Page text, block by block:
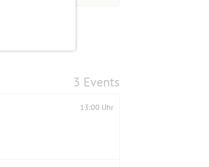
3 Events
13:00 Uhr